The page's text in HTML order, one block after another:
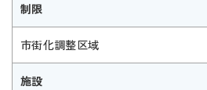
制限
市街化調整区域
施設